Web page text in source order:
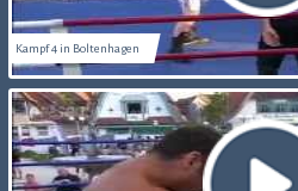
Kampf 4 in Boltenhagen